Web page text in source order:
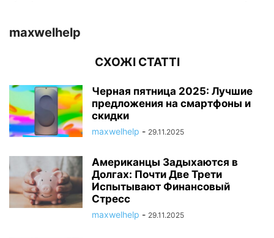
maxwelhelp
СХОЖІ СТАТТІ
Черная пятница 2025: Лучшие
предложения на смартфоны и
скидки
maxwelhelp - 29.11.2025
Американцы Задыхаются в
Долгах: Почти Две Трети
Испытывают Финансовый
Стресс
maxwelhelp - 29.11.2025